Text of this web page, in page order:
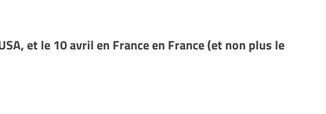
et le 10 avril en France en France (et non plus le